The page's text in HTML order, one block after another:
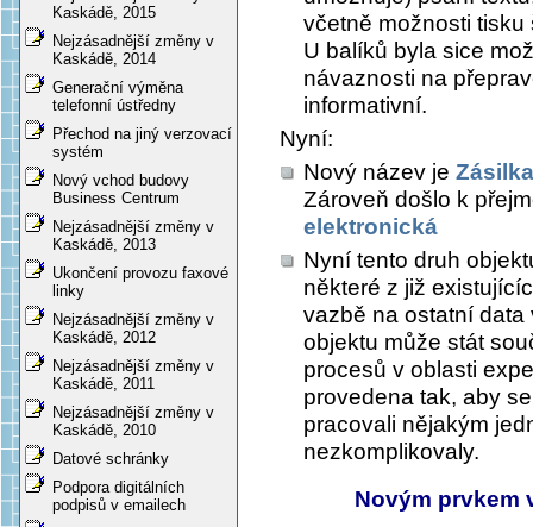
Kaskádě, 2015
Nejzásadnější změny v
Kaskádě, 2014
Generační výměna
telefonní ústředny
Přechod na jiný verzovací
systém
Nový vchod budovy
Business Centrum
Nejzásadnější změny v
Kaskádě, 2013
Ukončení provozu faxové
linky
Nejzásadnější změny v
Kaskádě, 2012
Nejzásadnější změny v
Kaskádě, 2011
Nejzásadnější změny v
Kaskádě, 2010
Datové schránky
Podpora digitálních
podpisů v emailech
včetně možnosti tisku
U balíků byla sice
návaznosti na
informativní.
Nyní:
Nový název je
Zároveň došlo k
elektronická
Nyní tento druh
některé z již
vazbě na ostatní
objektu může stát
procesů v oblasti
provedena tak, aby
pracovali nějakým
nezkomplikovaly.
Novým prvkem